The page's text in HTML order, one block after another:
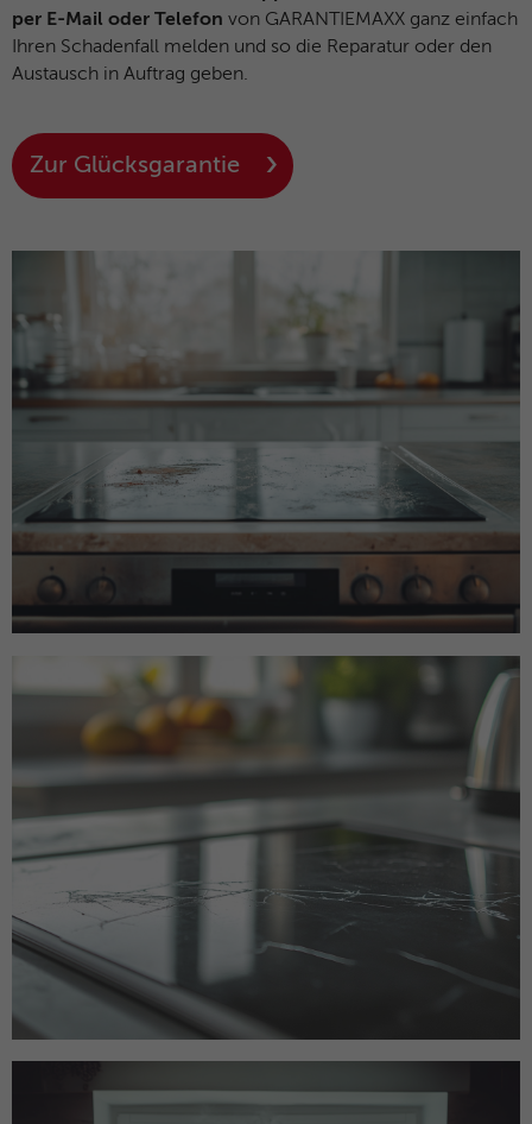
per E-Mail oder Telefon von GARANTIEMAXX ganz einfach
Ihren Schadenfall melden und so die Reparatur oder den
Austausch in Auftrag geben.
Zur Glücksgarantie